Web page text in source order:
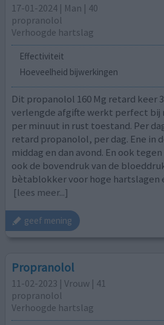
17-01-2024 | Man | 40
propranolol
Verhoogde hartslag
Effectiviteit
Hoeveelheid bijwerkingen
Dit propanolol 160 Mg retard keer
verlengde afgifte werkt perfect bij
per minuut in rust toestand. Per
retard propanolol, per dag. Ene in
middag en dan avond. En ook
ook de bovendruk van de
bètablokker voor hoge hartslagen
[lees meer...]
geef mening
Propranolol
11-02-2023 | Vrouw | 41
propranolol
Verhoogde hartslag